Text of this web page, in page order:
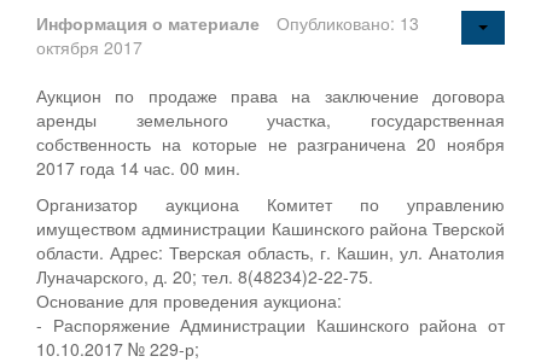
Информация о материале
Опубликовано: 13
октября 2017
Аукцион по продаже права на заключение договора
аренды земельного участка, государственная
собственность на которые не разграничена 20 ноября
2017 года 14 час. 00 мин.
Организатор аукциона Комитет по управлению
имуществом администрации Кашинского района Тверской
области. Адрес: Тверская область, г. Кашин, ул. Анатолия
Луначарского, д. 20; тел. 8(48234)2-22-75.
Основание для проведения аукциона:
- Распоряжение Администрации Кашинского района от
10.10.2017 № 229-р;